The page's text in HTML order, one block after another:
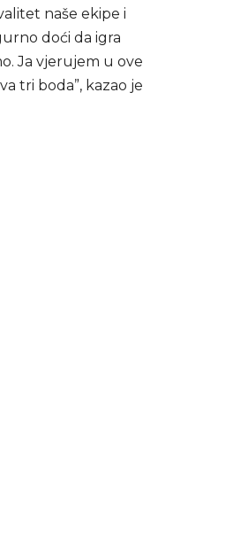
naše ekipe i
doći da igra
Ja vjerujem u ove
tri boda”, kazao je